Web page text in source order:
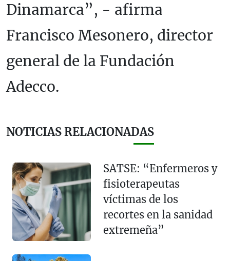
Dinamarca”, - afirma
Francisco Mesonero, director
general de la Fundación
Adecco.
NOTICIAS RELACIONADAS
SATSE: “Enfermeros y
fisioterapeutas
víctimas de los
recortes en la sanidad
extremeña”